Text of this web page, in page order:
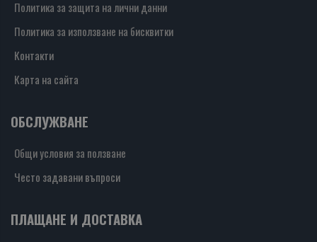
Политика за защита на лични данни
Политика за използване на бисквитки
Контакти
Карта на сайта
ОБСЛУЖВАНЕ
Общи условия за ползване
Често задавани въпроси
ПЛАЩАНЕ И ДОСТАВКА